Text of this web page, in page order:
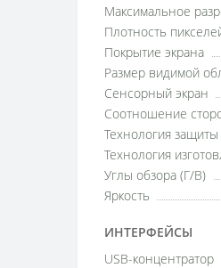
Максимальное
Плотность
Покрытие экрана
Размер видимой
Сенсорный экран
Соотношение
Технология
Технология
Углы обзора (Г/В)
Яркость
ИНТЕРФЕЙСЫ
USB-концентратор